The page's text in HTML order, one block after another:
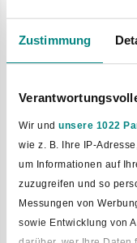
Zustimmung
Wir und unsere 1022
wie z. B. Ihre IP-
um Informationen auf
zuzugreifen und so
Messungen von
sowie Entwicklung von
Hektar.
Müschen: 924 Hektar.
Westerwiede: 918
Winkelsetten: 605